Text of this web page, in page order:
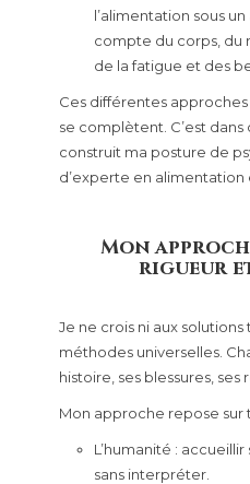
l’alimentation sous
compte du corps, du
de la fatigue et des
Ces différentes approches
se complètent. C’est
construit ma posture de
d’experte en alimentation
Mon
rigueur
Je ne crois ni aux solutions
méthodes universelles.
histoire, ses blessures, ses
Mon approche repose sur
L’humanité :
sans interpréter.